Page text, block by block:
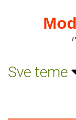
Sve teme